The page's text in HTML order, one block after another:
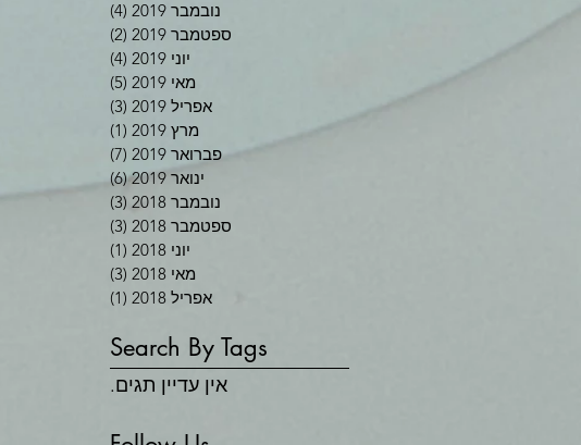
נובמבר 2019
(4)
ספטמבר 2019
(2)
יוני 2019
(4)
מאי 2019
(5)
אפריל 2019
(3)
מרץ 2019
(1)
פברואר 2019
(7)
ינואר 2019
(6)
6 פוסטים
נובמבר 2018
(3)
ספטמבר 2018
(3)
יוני 2018
(1)
מאי 2018
(3)
אפריל 2018
(1)
Search By Tags
אין עדיין תגים.